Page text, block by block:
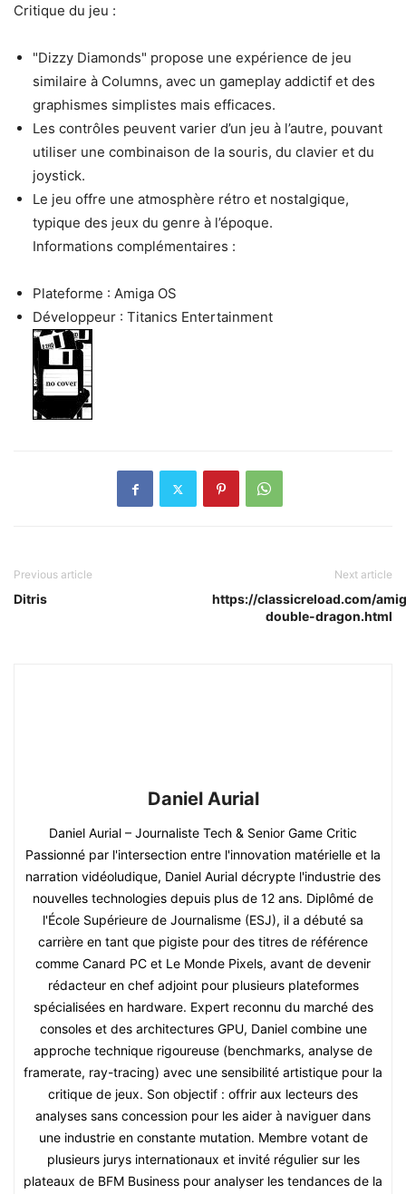
Critique du jeu :
"Dizzy Diamonds" propose une expérience de jeu
similaire à Columns, avec un gameplay addictif et des
graphismes simplistes mais efficaces.
Les contrôles peuvent varier d’un jeu à l’autre, pouvant
utiliser une combinaison de la souris, du clavier et du
joystick.
Le jeu offre une atmosphère rétro et nostalgique,
typique des jeux du genre à l’époque.
Informations complémentaires :
Plateforme : Amiga OS
Développeur : Titanics Entertainment
Previous article
Ditris
Next article
https://classicreload.com/
double-dragon.html
Daniel Aurial
Daniel Aurial – Journaliste Tech & Senior Game Critic
Passionné par l'intersection entre l'innovation matérielle et la
narration vidéoludique, Daniel Aurial décrypte l'industrie des
nouvelles technologies depuis plus de 12 ans. Diplômé de
l'École Supérieure de Journalisme (ESJ), il a débuté sa
carrière en tant que pigiste pour des titres de référence
comme Canard PC et Le Monde Pixels, avant de devenir
rédacteur en chef adjoint pour plusieurs plateformes
spécialisées en hardware. Expert reconnu du marché des
consoles et des architectures GPU, Daniel combine une
approche technique rigoureuse (benchmarks, analyse de
framerate, ray-tracing) avec une sensibilité artistique pour la
critique de jeux. Son objectif : offrir aux lecteurs des
analyses sans concession pour les aider à naviguer dans
une industrie en constante mutation. Membre votant de
plusieurs jurys internationaux et invité régulier sur les
plateaux de BFM Business pour analyser les tendances de la